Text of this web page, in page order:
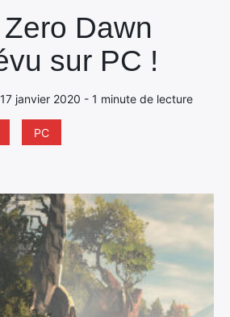
Dawn
sur PC !
janvier 2020 - 1 minute de lecture
PC